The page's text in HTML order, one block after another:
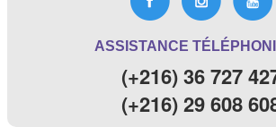
ASSISTANCE
(+216) 36 727
(+216) 29 608